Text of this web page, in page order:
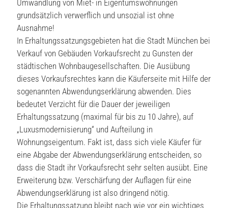
Umwandlung von Miet- in Eigentumswohnungen
grundsätzlich verwerflich und unsozial ist ohne
Ausnahme!
In Erhaltungssatzungsgebieten hat die Stadt München bei
Verkauf von Gebäuden Vorkaufsrecht zu Gunsten der
städtischen Wohnbaugesellschaften. Die Ausübung
dieses Vorkaufsrechtes kann die Käuferseite mit Hilfe der
sogenannten Abwendungserklärung abwenden. Dies
bedeutet Verzicht für die Dauer der jeweiligen
Erhaltungssatzung (maximal für bis zu 10 Jahre), auf
„Luxusmodernisierung“ und Aufteilung in
Wohnungseigentum. Fakt ist, dass sich viele Käufer für
eine Abgabe der Abwendungserklärung entscheiden, so
dass die Stadt ihr Vorkaufsrecht sehr selten ausübt. Eine
Erweiterung bzw. Verschärfung der Auflagen für eine
Abwendungserklärung ist also dringend nötig.
Die Erhaltungssatzung bleibt nach wie vor ein wichtiges